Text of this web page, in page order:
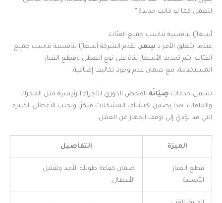
للعمل كما لو كانت جديدة.”
أسعارًا تنافسية تناسب جميع الفئات
عندما يتعلق الأمر بـ سِعر، تقدم الشركة أسعارًا تنافسية تناسب جميع
الفئات. يتم تحديد الأسعار بناءً على نوع العطل وقطع الغيار
المستخدمة، مع ضمان عدم وجود تكاليف إضافية.
تشمل خدمات صِيَانَة الفحص الدوري للأجزاء الرئيسية مثل المحرك
والملفات. هذا يضمن اكتشاف المشكلات مبكرًا وتجنب الأعطال الكبيرة
التي قد تؤدي إلى توقف الجهاز عن العمل.
الميزة التفاصيل
قطع الغيار
الأصلية
ضمان كفاءة طويلة الأمد وتقليل
الأعطال.